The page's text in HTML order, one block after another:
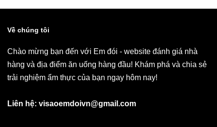
Về chúng tôi
Chào mừng bạn đến với Em đói - website đánh giá nhà
hàng và địa điểm ăn uống hàng đầu! Khám phá và chia sẻ
trải nghiệm ẩm thực của bạn ngay hôm nay!
Liên hệ: visaoemdoivn@gmail.com